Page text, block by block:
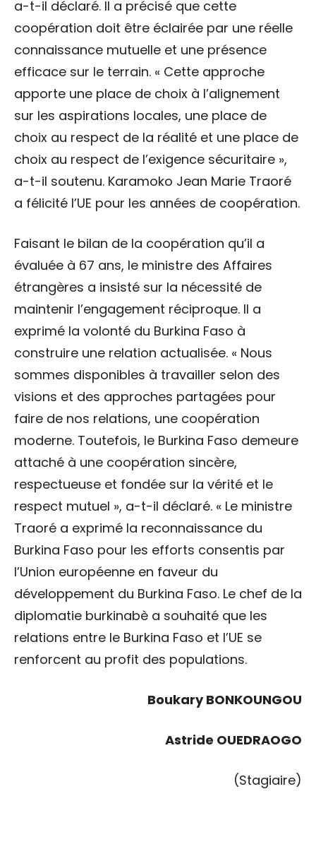
a-t-il déclaré. Il a précisé que cette
coopération doit être éclairée par une réelle
connaissance mutuelle et une présence
efficace sur le terrain. « Cette approche
apporte une place de choix à l’alignement
sur les aspirations locales, une place de
choix au respect de la réalité et une place de
choix au respect de l’exigence sécuritaire »,
a-t-il soutenu. Karamoko Jean Marie Traoré
a félicité l’UE pour les années de coopération.
Faisant le bilan de la coopération qu’il a
évaluée à 67 ans, le ministre des Affaires
étrangères a insisté sur la nécessité de
maintenir l’engagement réciproque. Il a
exprimé la volonté du Burkina Faso à
construire une relation actualisée. « Nous
sommes disponibles à travailler selon des
visions et des approches partagées pour
faire de nos relations, une coopération
moderne. Toutefois, le Burkina Faso demeure
attaché à une coopération sincère,
respectueuse et fondée sur la vérité et le
respect mutuel », a-t-il déclaré. « Le ministre
Traoré a exprimé la reconnaissance du
Burkina Faso pour les efforts consentis par
l’Union européenne en faveur du
développement du Burkina Faso. Le chef de la
diplomatie burkinabè a souhaité que les
relations entre le Burkina Faso et l’UE se
renforcent au profit des populations.
Boukary BONKOUNGOU
Astride OUEDRAOGO
(Stagiaire)